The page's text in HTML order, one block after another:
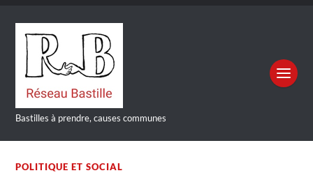
Bastilles à prendre, causes communes
POLITIQUE ET SOCIAL